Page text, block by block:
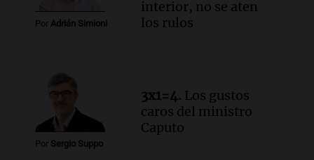
Episodios
Una mañana para todos
Episodios
Audio.Chile planteó mejorar la
conectividad fronteriza, aérea y digital
con Jujuy
Por Adrián Simioni
interior, no se aten
los rulos
Por Sergio Suppo
3x1=4. Los gustos
caros del ministro
Caputo